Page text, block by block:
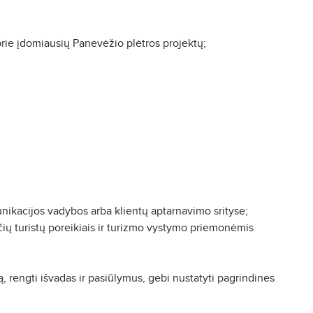
įdomiausių Panevėžio plėtros projektų;
vadybos arba klientų aptarnavimo srityse;
turistų poreikiais ir turizmo vystymo priemonėmis
išvadas ir pasiūlymus, gebi nustatyti pagrindines